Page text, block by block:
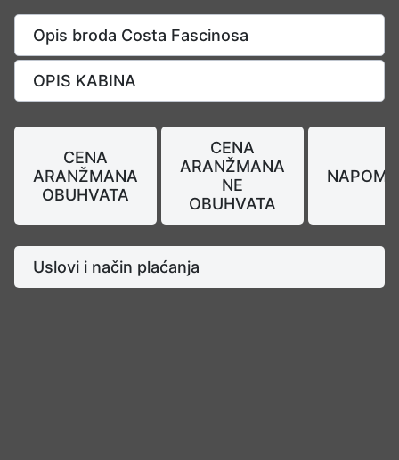
Opis broda Costa Fascinosa
OPIS KABINA
CENA
ARANŽMANA
OBUHVATA
CENA
ARANŽMANA
NE
OBUHVATA
Uslovi i način plaćanja